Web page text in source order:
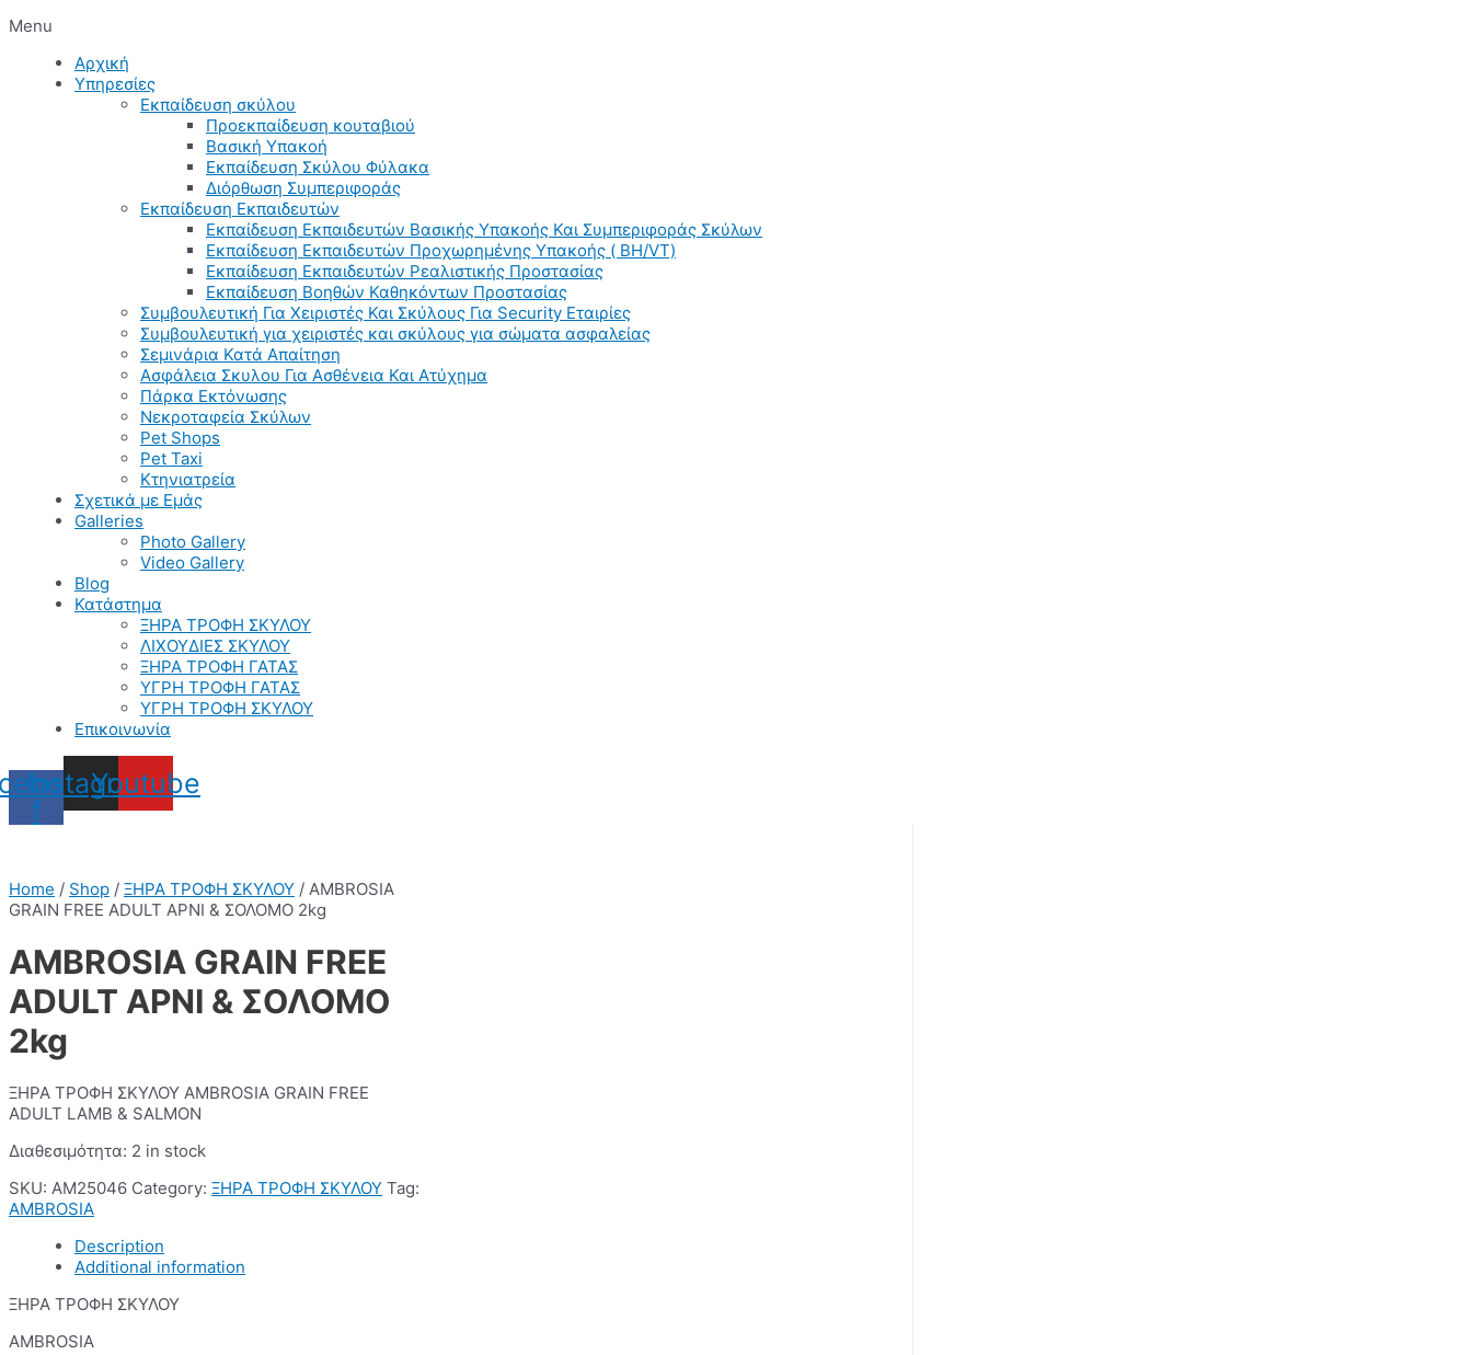
Menu
Αρχική
Υπηρεσίες
Εκπαίδευση σκύλου
Προεκπαίδευση κουταβιού
Βασική Υπακοή
Εκπαίδευση Σκύλου Φύλακα
Διόρθωση Συμπεριφοράς
Εκπαίδευση Εκπαιδευτών
Εκπαίδευση Εκπαιδευτών Βασικής Υπακοής Και Συμπεριφοράς Σκύλων
Εκπαίδευση Εκπαιδευτών Προχωρημένης Υπακοής ( BH/VT)
Εκπαίδευση Εκπαιδευτών Ρεαλιστικής Προστασίας
Εκπαίδευση Βοηθών Καθηκόντων Προστασίας
Συμβουλευτική Για Χειριστές Και Σκύλους Για Security Εταιρίες
Συμβουλευτική για χειριστές και σκύλους για σώματα ασφαλείας
Σεμινάρια Κατά Απαίτηση
Ασφάλεια Σκυλου Για Ασθένεια Και Ατύχημα
Πάρκα Εκτόνωσης
Νεκροταφεία Σκύλων
Pet Shops
Pet Taxi
Κτηνιατρεία
Σχετικά με Εμάς
Galleries
Photo Gallery
Video Gallery
Blog
Κατάστημα
ΞΗΡΑ ΤΡΟΦΗ ΣΚΥΛΟΥ
ΛΙΧΟΥΔΙΕΣ ΣΚΥΛΟΥ
ΞΗΡΑ ΤΡΟΦΗ ΓΑΤΑΣ
ΥΓΡΗ ΤΡΟΦΗ ΓΑΤΑΣ
ΥΓΡΗ ΤΡΟΦΗ ΣΚΥΛΟΥ
Επικοινωνία
f
Instagram
Youtube
Home / Shop / ΞΗΡΑ ΤΡΟΦΗ ΣΚΥΛΟΥ / AMBROSIA
GRAIN FREE ADULT ΑΡΝΙ & ΣΟΛΟΜΟ 2kg
AMBROSIA GRAIN FREE
ADULT ΑΡΝΙ & ΣΟΛΟΜΟ
2kg
ΞΗΡΑ ΤΡΟΦΗ ΣΚΥΛΟΥ AMBROSIA GRAIN FREE
ADULT LAMB & SALMON
Διαθεσιμότητα: 2 in stock
SKU: AM25046 Category: ΞΗΡΑ ΤΡΟΦΗ ΣΚΥΛΟΥ Tag:
AMBROSIA
Description
Additional information
ΞΗΡΑ ΤΡΟΦΗ ΣΚΥΛΟΥ
AMBROSIA